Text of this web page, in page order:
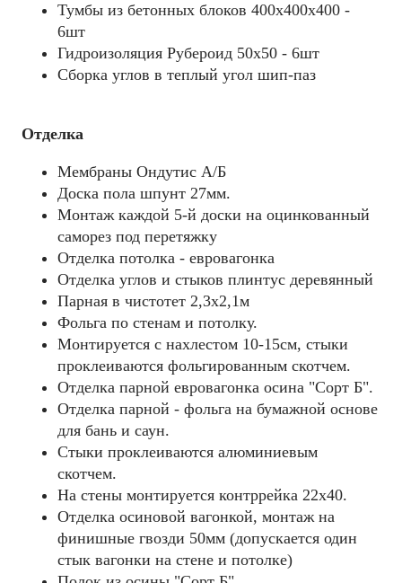
Тумбы из бетонных блоков 400х400х400 -
6шт
Гидроизоляция Рубероид 50х50 - 6шт
Сборка углов в теплый угол шип-паз
Отделка
Мембраны Ондутис А/Б
Доска пола шпунт 27мм.
Монтаж каждой 5-й доски на оцинкованный
саморез под перетяжку
Отделка потолка - евровагонка
Отделка углов и стыков плинтус деревянный
Парная в чистотет 2,3х2,1м
Фольга по стенам и потолку.
Монтируется с нахлестом 10-15см, стыки
проклеиваются фольгированным скотчем.
Отделка парной евровагонка осина "Сорт Б".
Отделка парной - фольга на бумажной основе
для бань и саун.
Стыки проклеиваются алюминиевым
скотчем.
На стены монтируется контррейка 22х40.
Отделка осиновой вагонкой, монтаж на
финишные гвозди 50мм (допускается один
стык вагонки на стене и потолке)